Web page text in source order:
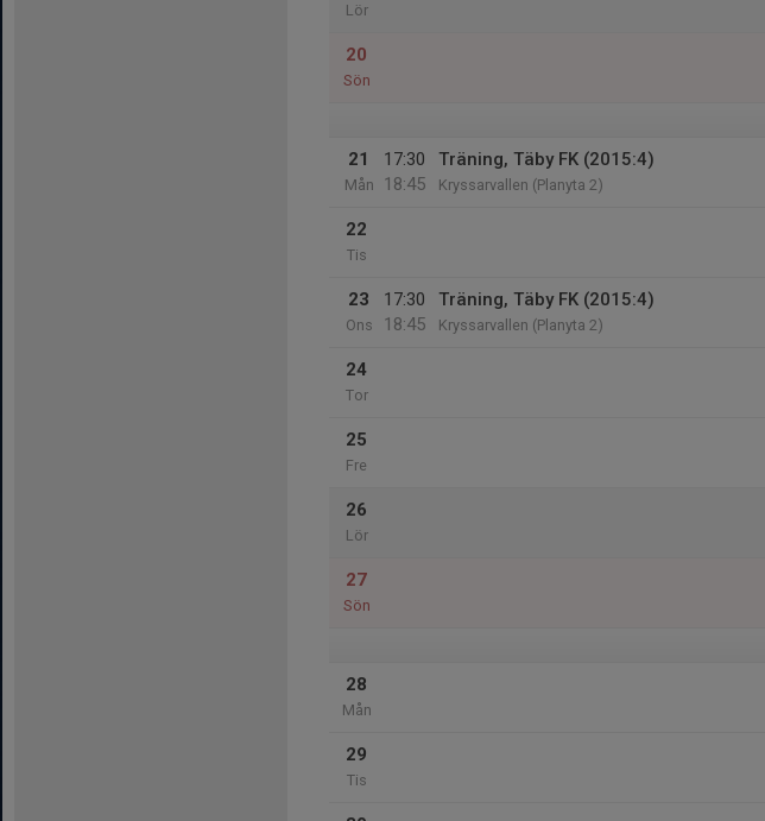
Lör
20
Sön
21
Mån
17:30
18:45
Träning, Täby FK (2015:4)
Kryssarvallen (Planyta 2)
22
Tis
23
Ons
17:30
18:45
Träning, Täby FK (2015:4)
Kryssarvallen (Planyta 2)
24
Tor
25
Fre
26
Lör
27
Sön
28
Mån
29
Tis